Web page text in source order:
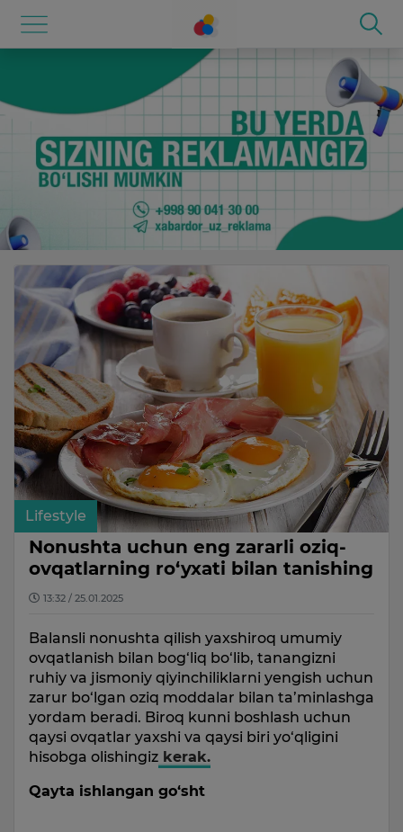
Lifestyle
Nonushta uchun eng zararli oziq-
ovqatlarning ro‘yxati bilan tanishing
13:32 / 25.01.2025
Balansli nonushta qilish yaxshiroq umumiy
ovqatlanish bilan bog‘liq bo‘lib, tanangizni
ruhiy va jismoniy qiyinchiliklarni yengish uchun
zarur bo‘lgan oziq moddalar bilan ta’minlashga
yordam beradi. Biroq kunni boshlash uchun
qaysi ovqatlar yaxshi va qaysi biri yo‘qligini
hisobga olishingiz kerak.
Qayta ishlangan go‘sht